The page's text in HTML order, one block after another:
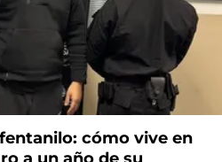
cómo vive en